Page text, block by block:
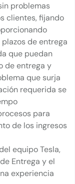
problemas
clientes, fijando
de entrega
que puedan
de entrega y
que surja
requerida se
para
de los ingresos
equipo Tesla,
Entrega y el
experiencia